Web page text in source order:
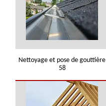
Nettoyage et pose de gouttière
58